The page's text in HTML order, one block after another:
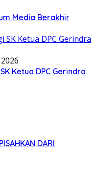
Media Berakhir
Ketua DPC Gerindra
DARI